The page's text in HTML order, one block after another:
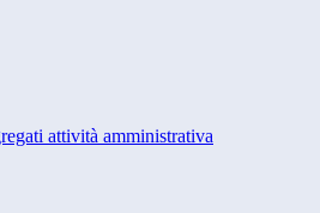
attività amministrativa